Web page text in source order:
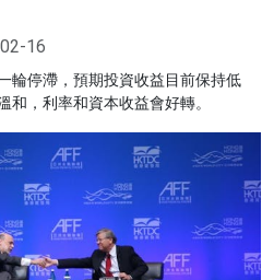
16
輪停滯，預期投資收益目前保持低
和，利率和資本收益會好轉。